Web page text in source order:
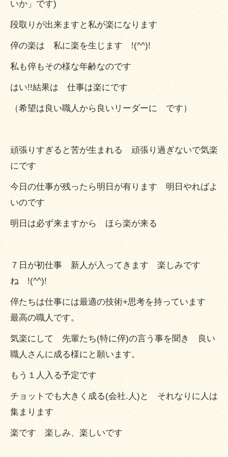
いか」です)
段取りが出来ますと私が楽になります
倅の楽は 私に楽を生じます !(^^)!
私も倅もその様な年齢なのです
はい!!結果は 仕事は楽にです
（希望は良い職人から良いリーダーに です）
頑張りすぎると苦が生まれる 頑張り過ぎないで気楽
にです
今日の仕事が残ったら明日が有ります 明日やればよ
いのです
明日は必ず来ますから ほら楽が来る
７日が初仕事 新人が入ってきます 楽しみです
ね !(^^)!
倅たちは仕事には最適の技術+思考を持っています
最高の職人です。
気楽にして 先輩たち(特に倅)の言う事を聞き 良い
職人さんに成る様にと願います。
もう１人入る予定です
チョットでも大きく成る(会社.人)と それなりに人は
集まります
楽です 楽しみ、楽しいです